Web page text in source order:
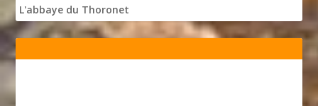
L'abbaye du Thoronet